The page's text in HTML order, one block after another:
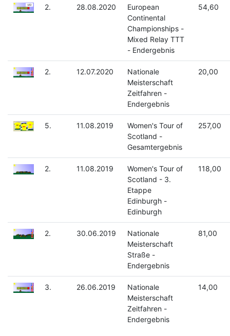
2. 28.08.2020
European
Continental
Championships -
Mixed Relay TTT
- Endergebnis
54,60
2. 12.07.2020
Nationale
Meisterschaft
Zeitfahren -
Endergebnis
20,00
5. 11.08.2019
Women's Tour of
Scotland -
Gesamtergebnis
257,00
2. 11.08.2019
Women's Tour of
Scotland - 3.
Etappe
Edinburgh -
Edinburgh
118,00
2. 30.06.2019
Nationale
Meisterschaft
Straße -
Endergebnis
81,00
3. 26.06.2019
Nationale
Meisterschaft
Zeitfahren -
Endergebnis
14,00